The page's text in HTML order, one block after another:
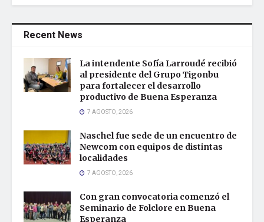
Recent News
La intendente Sofía Larroudé recibió
al presidente del Grupo Tigonbu
para fortalecer el desarrollo
productivo de Buena Esperanza
7 AGOSTO, 2026
Naschel fue sede de un encuentro de
Newcom con equipos de distintas
localidades
7 AGOSTO, 2026
Con gran convocatoria comenzó el
Seminario de Folclore en Buena
Esperanza